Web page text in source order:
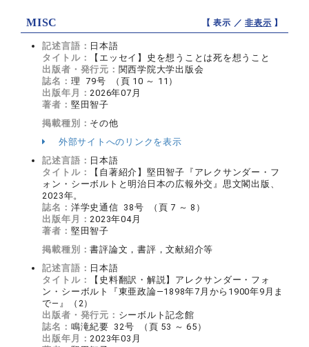
MISC 【 表示 ／非表示 】
記述言語： 日本語
タイトル：
【エッセイ】史を想うことは死を想うこと
出版者・発行元： 関西学院大学出版会
誌名： 理 79号 （頁 10 ～ 11）
出版年月：2026年07月
著者： 堅田智子
掲載種別： その他
外部サイトへのリンクを表示
記述言語： 日本語
タイトル：
【自著紹介】堅田智子『アレクサンダー・フ
ォン・シーボルトと明治日本の広報外交』思文閣出版、
2023年。
誌名： 洋学史通信 38号 （頁 7 ～ 8）
出版年月：2023年04月
著者： 堅田智子
掲載種別：書評論文，書評，文献紹介等
記述言語： 日本語
タイトル：
【史料翻訳・解説】アレクサンダー・フォ
ン・シーボルト『東亜政論―1898年7月から1900年9月ま
で―』（2）
出版者・発行元： シーボルト記念館
誌名： 鳴滝紀要 32号 （頁 53 ～ 65）
出版年月：2023年03月